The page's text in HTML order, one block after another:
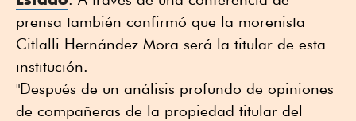
prensa también confirmó que la morenista
Citlalli Hernández Mora será la titular de esta
institución.
"Después de un análisis profundo de opiniones
de compañeras de la propiedad titular del